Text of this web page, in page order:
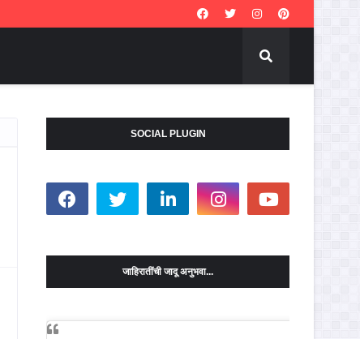
SOCIAL PLUGIN
जाहिरातींची जादू अनुभवा...